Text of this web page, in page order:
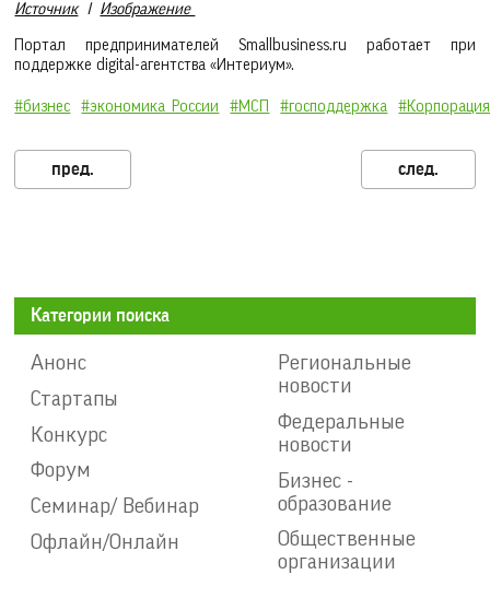
ИсточникI Изображение
Портал предпринимателей Smallbusiness.ru работает при
поддержке digital-агентства «Интериум».
#бизнес #экономика_России #МСП #господдержка
Категории поиска
Анонс
Стартапы
Конкурс
Форум
Семинар/ Вебинар
Офлайн/Онлайн
Региональные
новости
Федеральные
новости
Бизнес -
образование
Общественные
организации